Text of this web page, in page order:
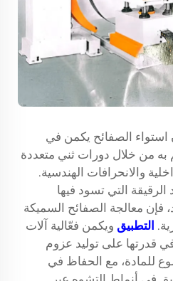
استواء الصفائح يكمن في
به من خلال دورات ثني متعددة
والانحرافات الهندسية.
التي تسود فيها
فإن معالجة الصفائح السميكة
التطبيق ويكمن فعّالية آلات
قدرتها على توليد عزوم
للمادة، مع الحفاظ في